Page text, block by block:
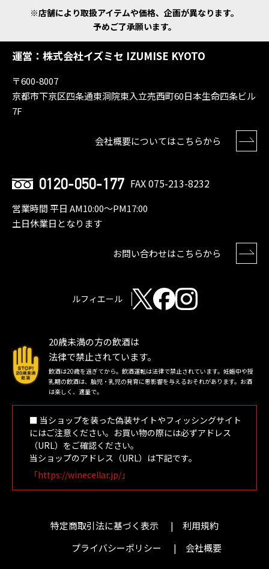
※店舗により取扱アイテムや価格、企画が異なります。
予めご了承願います。
運営：株式会社イズミセ IZUMISE KYOTO
〒600-8007
京都市下京区四条通東洞院東入立売西町60日本生命四条ビル
7F
会社概要についてはこちらから
0120-050-177 FAX 075-213-8232
営業時間 平日 AM10:00〜PM17:00
土日休業日となります
お問い合わせはこちらから
ルフィエール
20歳未満の方の飲酒は
法律で禁止されています。
飲酒は20歳を過ぎてから。飲酒運転は法律で禁止されています。妊娠中や授
乳期の飲酒は、胎児・乳児の発育に悪影響を与えるおそれがあります。お酒
は楽しく、適量で。
■ 当ショップを装った偽装サイトやフィッシングサイト
にはご注意ください。お買い物の際には必ずアドレス
（URL）をご確認ください。
当ショップのアドレス（URL）は下記です。
「https://winecellar.jp/」
特定商取引法に基づく表示
利用規約
プライバシーポリシー
会社概要